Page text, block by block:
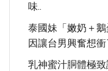
味..
泰國妹「嫩奶＋
因讓台男興奮想衝
乳神蜜汁胴體極